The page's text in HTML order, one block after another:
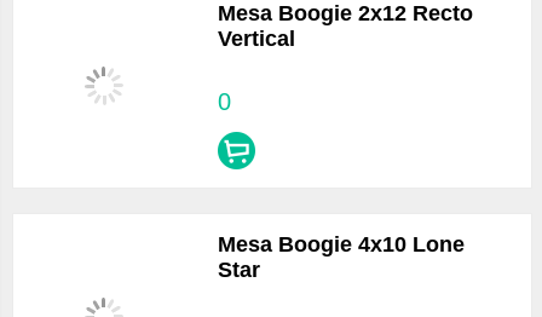
Mesa Boogie 2x12 Recto
Vertical
0
Mesa Boogie 4x10 Lone
Star